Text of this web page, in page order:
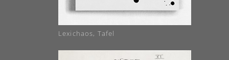
Lexichaos, Tafel